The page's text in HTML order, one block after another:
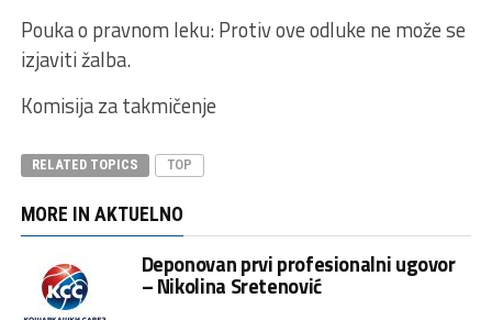
Pouka o pravnom leku: Protiv ove odluke ne može se
izjaviti žalba.
Komisija za takmičenje
RELATED TOPICS TOP
MORE IN AKTUELNO
Deponovan prvi profesionalni ugovor
– Nikolina Sretenović